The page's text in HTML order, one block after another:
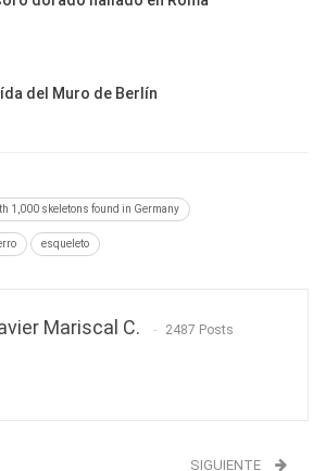
del Muro de Berlín
1,000 skeletons found in Germany
esqueleto
Mariscal C. 2487 Posts
SIGUIENTE